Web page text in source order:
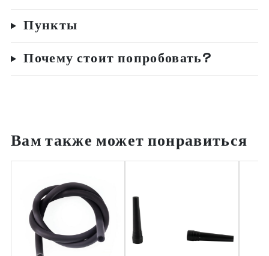
Пункты
Почему стоит попробовать?
Вам также может понравиться